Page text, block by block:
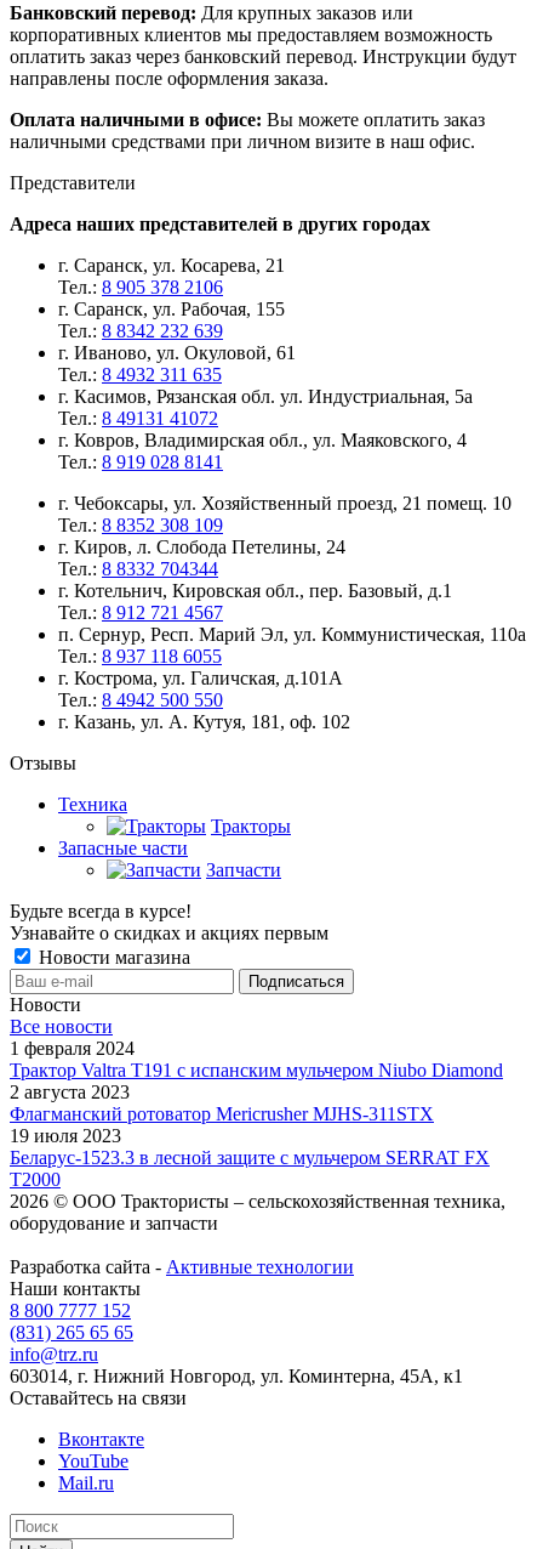
Банковский перевод: Для крупных заказов или
корпоративных клиентов мы предоставляем возможность
оплатить заказ через банковский перевод. Инструкции будут
направлены после оформления заказа.
Оплата наличными в офисе: Вы можете оплатить заказ
наличными средствами при личном визите в наш офис.
Представители
Адреса наших представителей в других городах
г. Саранск, ул. Косарева, 21
Тел.: 8 905 378 2106
г. Саранск, ул. Рабочая, 155
Тел.: 8 8342 232 639
г. Иваново, ул. Окуловой, 61
Тел.: 8 4932 311 635
г. Касимов, Рязанская обл. ул. Индустриальная, 5а
Тел.: 8 49131 41072
г. Ковров, Владимирская обл., ул. Маяковского, 4
Тел.: 8 919 028 8141
г. Чебоксары, ул. Хозяйственный проезд, 21 помещ. 10
Тел.: 8 8352 308 109
г. Киров, л. Слобода Петелины, 24
Тел.: 8 8332 704344
г. Котельнич, Кировская обл., пер. Базовый, д.1
Тел.: 8 912 721 4567
п. Сернур, Респ. Марий Эл, ул. Коммунистическая, 110а
Тел.: 8 937 118 6055
г. Кострома, ул. Галичская, д.101А
Тел.: 8 4942 500 550
г. Казань, ул. А. Кутуя, 181, оф. 102
Отзывы
Техника
Тракторы
Запасные части
Запчасти
Будьте всегда в курсе!
Узнавайте о скидках и акциях первым
Новости магазина
Новости
Все новости
1 февраля 2024
Трактор Valtra T191 с испанским мульчером Niubo Diamond
2 августа 2023
Флагманский ротоватор Mericrusher MJHS-311STX
19 июля 2023
Беларус-1523.3 в лесной защите с мульчером SERRAT FX
T2000
2026 © ООО Трактористы – cельскохозяйственная техника,
оборудование и запчасти
Разработка сайта - Активные технологии
Наши контакты
8 800 7777 152
(831) 265 65 65
info@trz.ru
603014, г. Нижний Новгород, ул. Коминтерна, 45А, к1
Оставайтесь на связи
Вконтакте
YouTube
Mail.ru